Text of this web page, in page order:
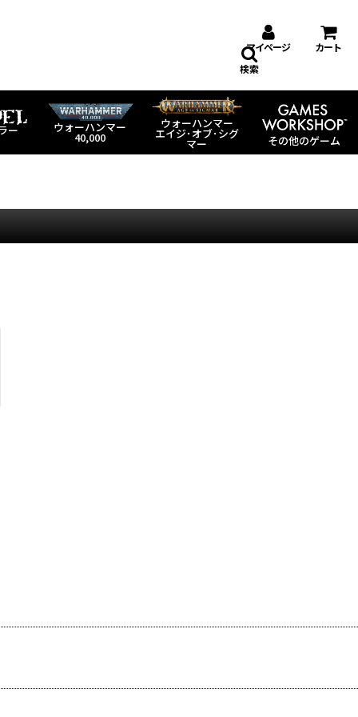
マイページ カート
ー ウォーハンマー
40,000
ウォーハンマー
エイジ･オブ･シグ
マー その他のゲーム
検索